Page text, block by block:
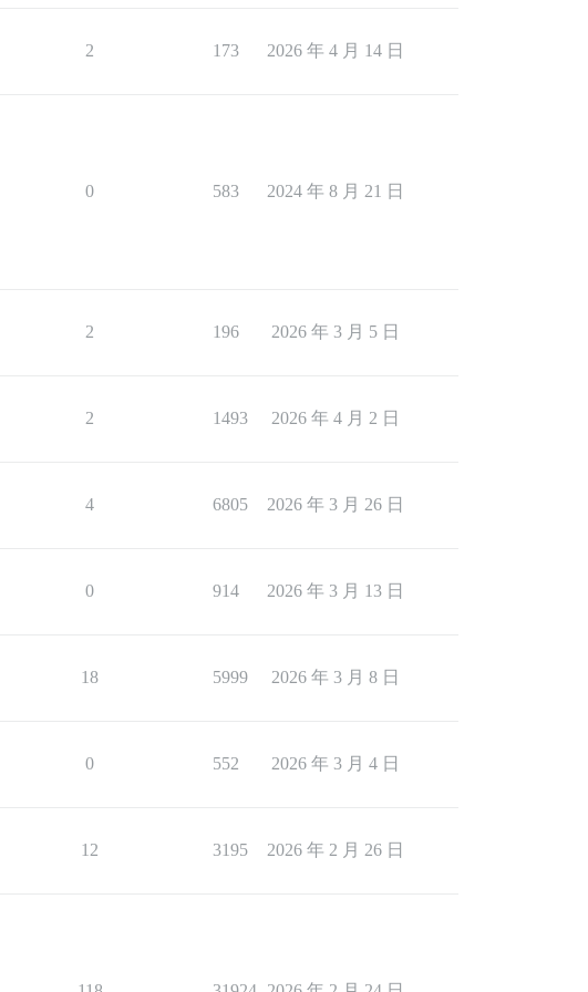
2 173 2026 年 4 月 14 日
0 583 2024 年 8 月 21 日
2 196 2026 年 3 月 5 日
2 1493 2026 年 4 月 2 日
4 6805 2026 年 3 月 26 日
0 914 2026 年 3 月 13 日
18 5999 2026 年 3 月 8 日
0 552 2026 年 3 月 4 日
12 3195 2026 年 2 月 26 日